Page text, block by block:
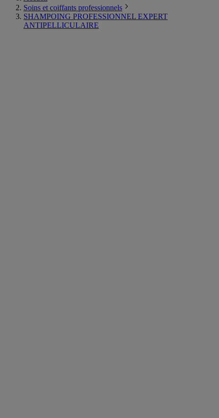
Soins et coiffants professionnels
SHAMPOING PROFESSIONNEL EXPERT
ANTIPELLICULAIRE​